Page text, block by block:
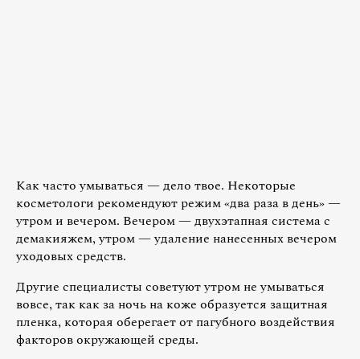
Как часто умываться — дело твое. Некоторые
косметологи рекомендуют режим «два раза в день» —
утром и вечером. Вечером — двухэтапная система с
демакияжем, утром — удаление нанесенных вечером
уходовых средств.
Другие специалисты советуют утром не умываться
вовсе, так как за ночь на коже образуется защитная
пленка, которая оберегает от пагубного воздействия
факторов окружающей среды.